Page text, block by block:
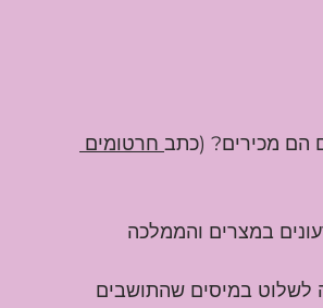
הם מכירים? (כתב חרטומים
במצרים והממלכה
לשלוט במיסים שהתושבים